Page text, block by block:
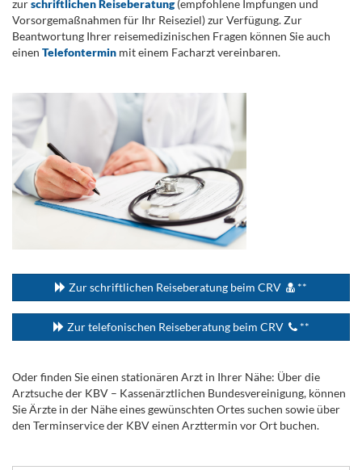
zurschriftlichen Reiseberatung(empfohlene Impfungen und
Vorsorgemaßnahmen für Ihr Reiseziel) zur Verfügung. Zur
Beantwortung Ihrer reisemedizinischen Fragen können Sie auch
einen Telefontermin mit einem Facharzt vereinbaren.
Zur schriftlichen Reiseberatung beim CRV **
Zur telefonischen Reiseberatung beim CRV **
Oder finden Sie einen stationären Arzt in Ihrer Nähe: Über die
Arztsuche der KBV – Kassenärztlichen Bundesvereinigung, können
Sie Ärzte in der Nähe eines gewünschten Ortes suchen sowie über
den Terminservice der KBV einen Arzttermin vor Ort buchen.